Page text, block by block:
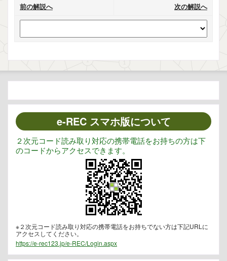
前の解説へ 次の解説へ
e-REC スマホ版について
２次元コード読み取り対応の携帯電話をお持ちの方は下
のコードからアクセスできます。
※２次元コード読み取り対応の携帯電話をお持ちでない方は下記URLに
アクセスしてください。
https://e-rec123.jp/e-REC/Login.aspx